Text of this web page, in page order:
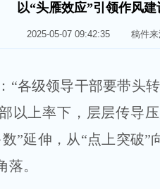
以“头雁效应”引领作风建
2025-05-07 09:42:35 稿件来
级领导干部要带头转
以上率下，层层传导
”延伸，从“点上突破
。